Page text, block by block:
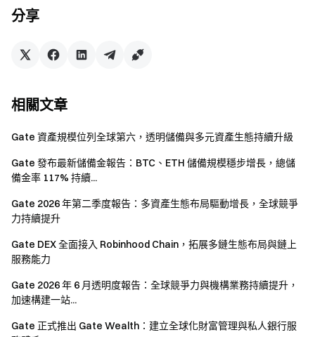
決定之前應始終尋求獨立的專業建議。請注意，Gate 可能
會限制或禁止來自受限制地區的所有或部分服務，請閱讀
Gate 團隊
2026 年 5 月 26 日
加密貨幣之門
安全、快捷、輕鬆交易超過 4,900 種加密貨幣
立即行動
註冊帳戶，最高可領 $10,000 迎新獎勵
邀請他人註冊，可獲 40% 佣金
關注官方頻道
下載 Gate App | 電腦端
關注 X (Twitter)
加入 Telegram 社群，討論熱點話題
分享
相關文章
Gate 資產規模位列全球第六，透明儲備與多元資產生態持續升級
Gate 發布最新儲備金報告：BTC、ETH 儲備規模穩步增長，總儲
備金率 117% 持續...
Gate 2026 年第二季度報告：多資產生態布局驅動增長，全球競爭
力持續提升
Gate DEX 全面接入 Robinhood Chain，拓展多鏈生態布局與鏈上
服務能力
Gate 2026 年 6 月透明度報告：全球競爭力與機構業務持續提升，
加速構建一站...
Gate 正式推出 Gate Wealth：建立全球化財富管理與私人銀行服